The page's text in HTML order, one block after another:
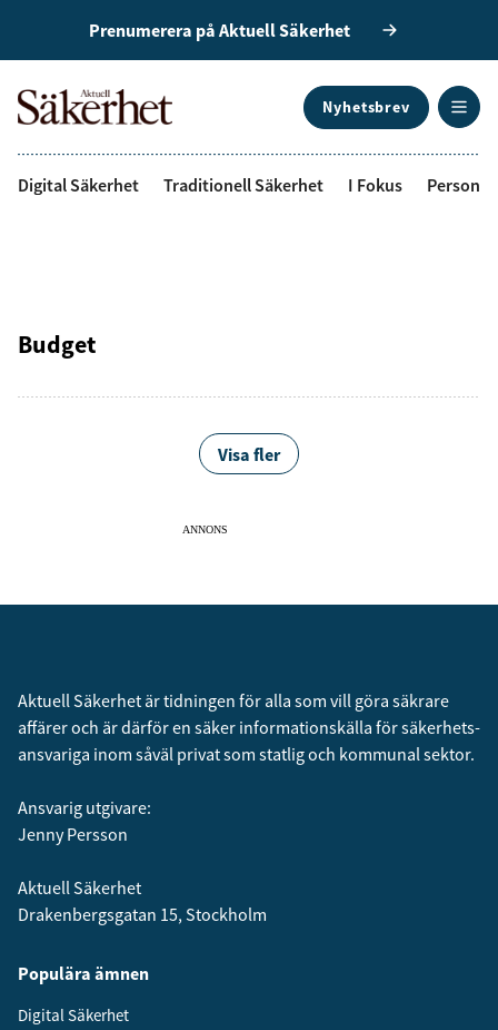
Prenumerera på Aktuell Säkerhet
Nyhetsbrev
Digital Säkerhet Traditionell Säkerhet I Fokus
Budget
Visa fler
ANNONS
Aktuell Säkerhet är tidningen för alla som vill göra säkrare
affärer och är därför en säker informationskälla för säkerhets­
ansvariga inom såväl privat som statlig och kommunal sektor.
Ansvarig utgivare:
Jenny Persson
Aktuell Säkerhet
Drakenbergsgatan 15, Stockholm
Populära ämnen
Digital Säkerhet